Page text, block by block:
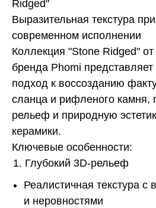
Ridged"
Выразительная текстура
современном исполнении
Коллекция "Stone Ridged" от
бренда Phomi
подход к воссозданию
сланца и рифленого камня,
рельеф и природную
керамики.
Ключевые особенности:
Глубокий 3D-рельеф
Реалистичная текстура
и неровностями